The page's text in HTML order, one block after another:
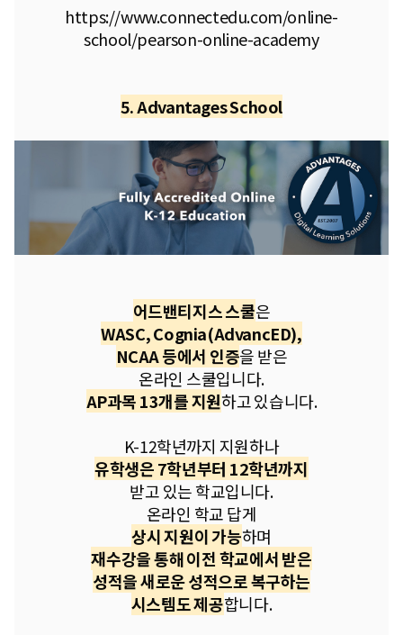
https://www.connectedu.com/online-
school/pearson-online-academy
5. Advantages School
어드밴티지스 스쿨은
WASC, Cognia(AdvancED),
NCAA 등에서 인증을 받은
온라인 스쿨입니다.
AP과목 13개를 지원하고 있습니다.
K-12학년까지 지원하나
유학생은 7학년부터 12학년까지
받고 있는 학교입니다.
온라인 학교 답게
상시 지원이 가능하며
재수강을 통해 이전 학교에서 받은
성적을 새로운 성적으로 복구하는
시스템도 제공합니다.